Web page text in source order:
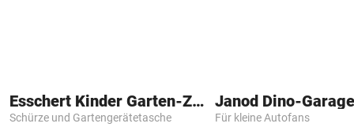
Esschert Kinder Garten-Zubehör
Schürze und Gartengerätetasche
Janod Dino-Garage
Für kleine Autofans